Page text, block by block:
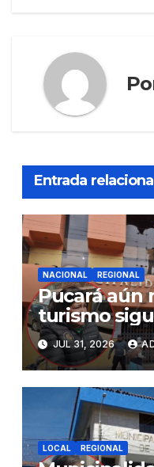
Entrada
NACIONAL REGIONAL
Pucará aún
turismo
alcaldesa
Gobierno
paralizadas
JUL 31, 2026
LOCAL REGIONAL